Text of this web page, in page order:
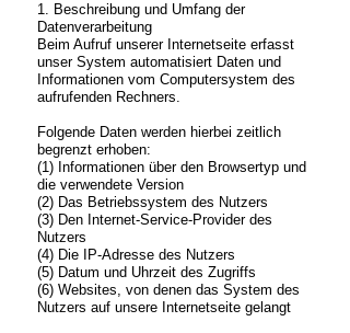
1. Beschreibung und Umfang der
Datenverarbeitung
Beim Aufruf unserer Internetseite erfasst
unser System automatisiert Daten und
Informationen vom Computersystem des
aufrufenden Rechners.
Folgende Daten werden hierbei zeitlich
begrenzt erhoben:
(1) Informationen über den Browsertyp und
die verwendete Version
(2) Das Betriebssystem des Nutzers
(3) Den Internet-Service-Provider des
Nutzers
(4) Die IP-Adresse des Nutzers
(5) Datum und Uhrzeit des Zugriffs
(6) Websites, von denen das System des
Nutzers auf unsere Internetseite gelangt